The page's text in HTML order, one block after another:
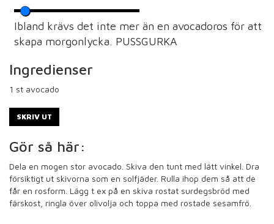
Ibland krävs det inte mer än en avocadoros för att
skapa morgonlycka. PUSSGURKA
Ingredienser
1 st avocado
SKRIV UT
Gör så här:
Dela en mogen stor avocado. Skiva den tunt med lätt vinkel. Dra
försiktigt ut skivorna som en solfjäder. Rulla ihop dem så att de
får en rosform. Lägg t ex på en skiva rostat surdegsbröd med
färskost, ringla över olivolja och toppa med rostade sesamfrö.